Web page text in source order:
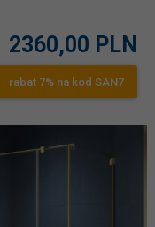
2360,00 PLN
rabat 7% na kod SAN7